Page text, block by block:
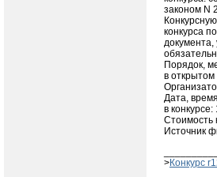
законом N
конкурса
документа,
Порядок,
в открытом
Дата,
в
Стоимость
Источник
>Конкурс